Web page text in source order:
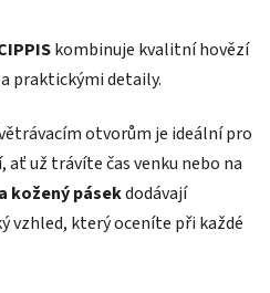
kombinuje kvalitní hovězí
praktickými detaily.
otvorům je ideální pro
ať už trávíte čas venku nebo na
kožený pásekdodávají
vzhled, který oceníte při každé